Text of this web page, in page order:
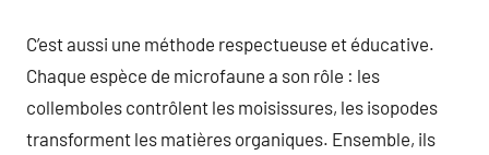
C’est aussi une méthode respectueuse et éducative.
Chaque espèce de microfaune a son rôle : les
collemboles contrôlent les moisissures, les isopodes
transforment les matières organiques. Ensemble, ils